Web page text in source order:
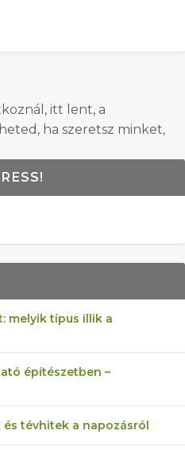
itt lent, a
ha szeretsz minket,
melyik típus illik a
építészetben –
és tévhitek a napozásról